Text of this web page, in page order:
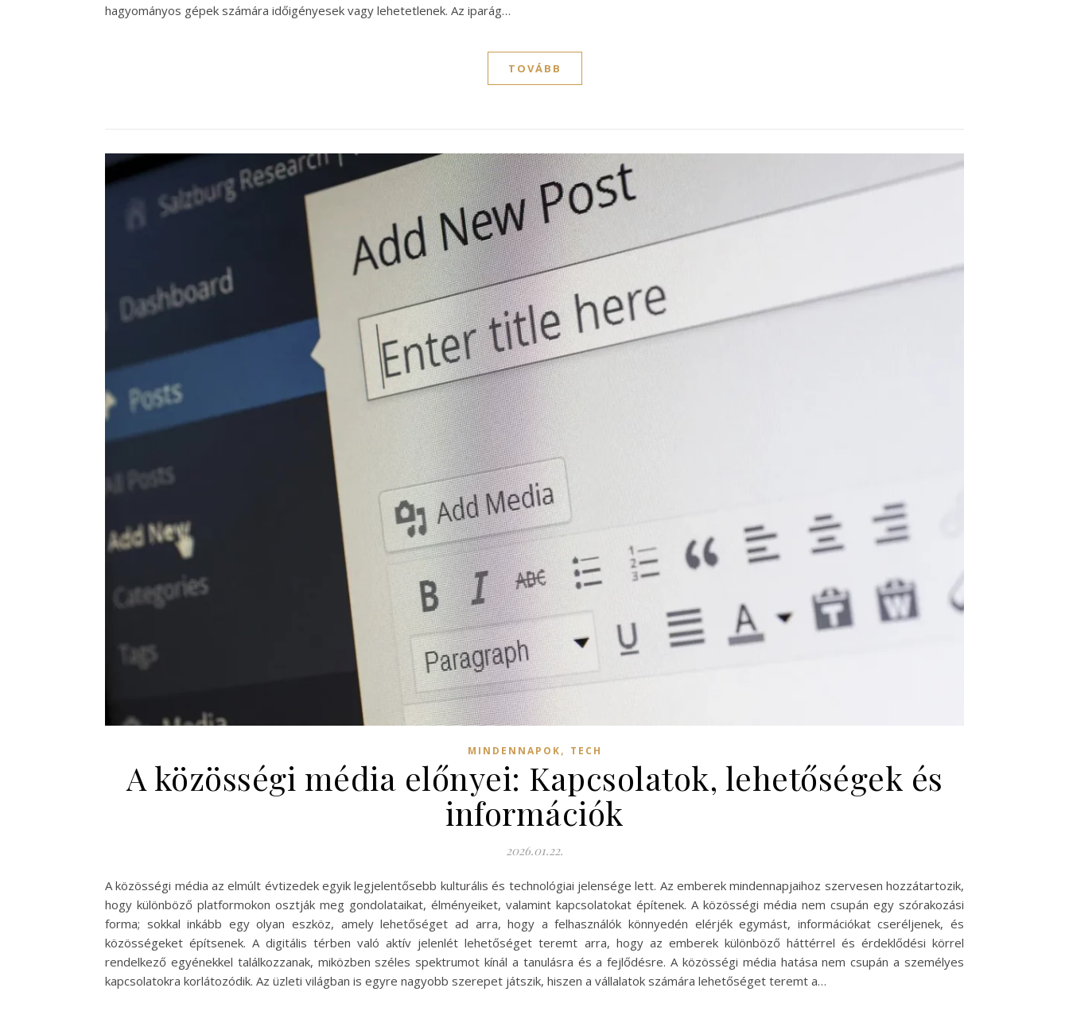
hagyományos gépek számára időigényesek vagy lehetetlenek. Az iparág…
TOVÁBB
MINDENNAPOK, TECH
A közösségi média előnyei: Kapcsolatok, lehetőségek és
információk
2026.01.22.
A közösségi média az elmúlt évtizedek egyik legjelentősebb kulturális és technológiai jelensége lett. Az emberek mindennapjaihoz szervesen hozzátartozik,
hogy különböző platformokon osztják meg gondolataikat, élményeiket, valamint kapcsolatokat építenek. A közösségi média nem csupán egy szórakozási
forma; sokkal inkább egy olyan eszköz, amely lehetőséget ad arra, hogy a felhasználók könnyedén elérjék egymást, információkat cseréljenek, és
közösségeket építsenek. A digitális térben való aktív jelenlét lehetőséget teremt arra, hogy az emberek különböző háttérrel és érdeklődési körrel
rendelkező egyénekkel találkozzanak, miközben széles spektrumot kínál a tanulásra és a fejlődésre. A közösségi média hatása nem csupán a személyes
kapcsolatokra korlátozódik. Az üzleti világban is egyre nagyobb szerepet játszik, hiszen a vállalatok számára lehetőséget teremt a…